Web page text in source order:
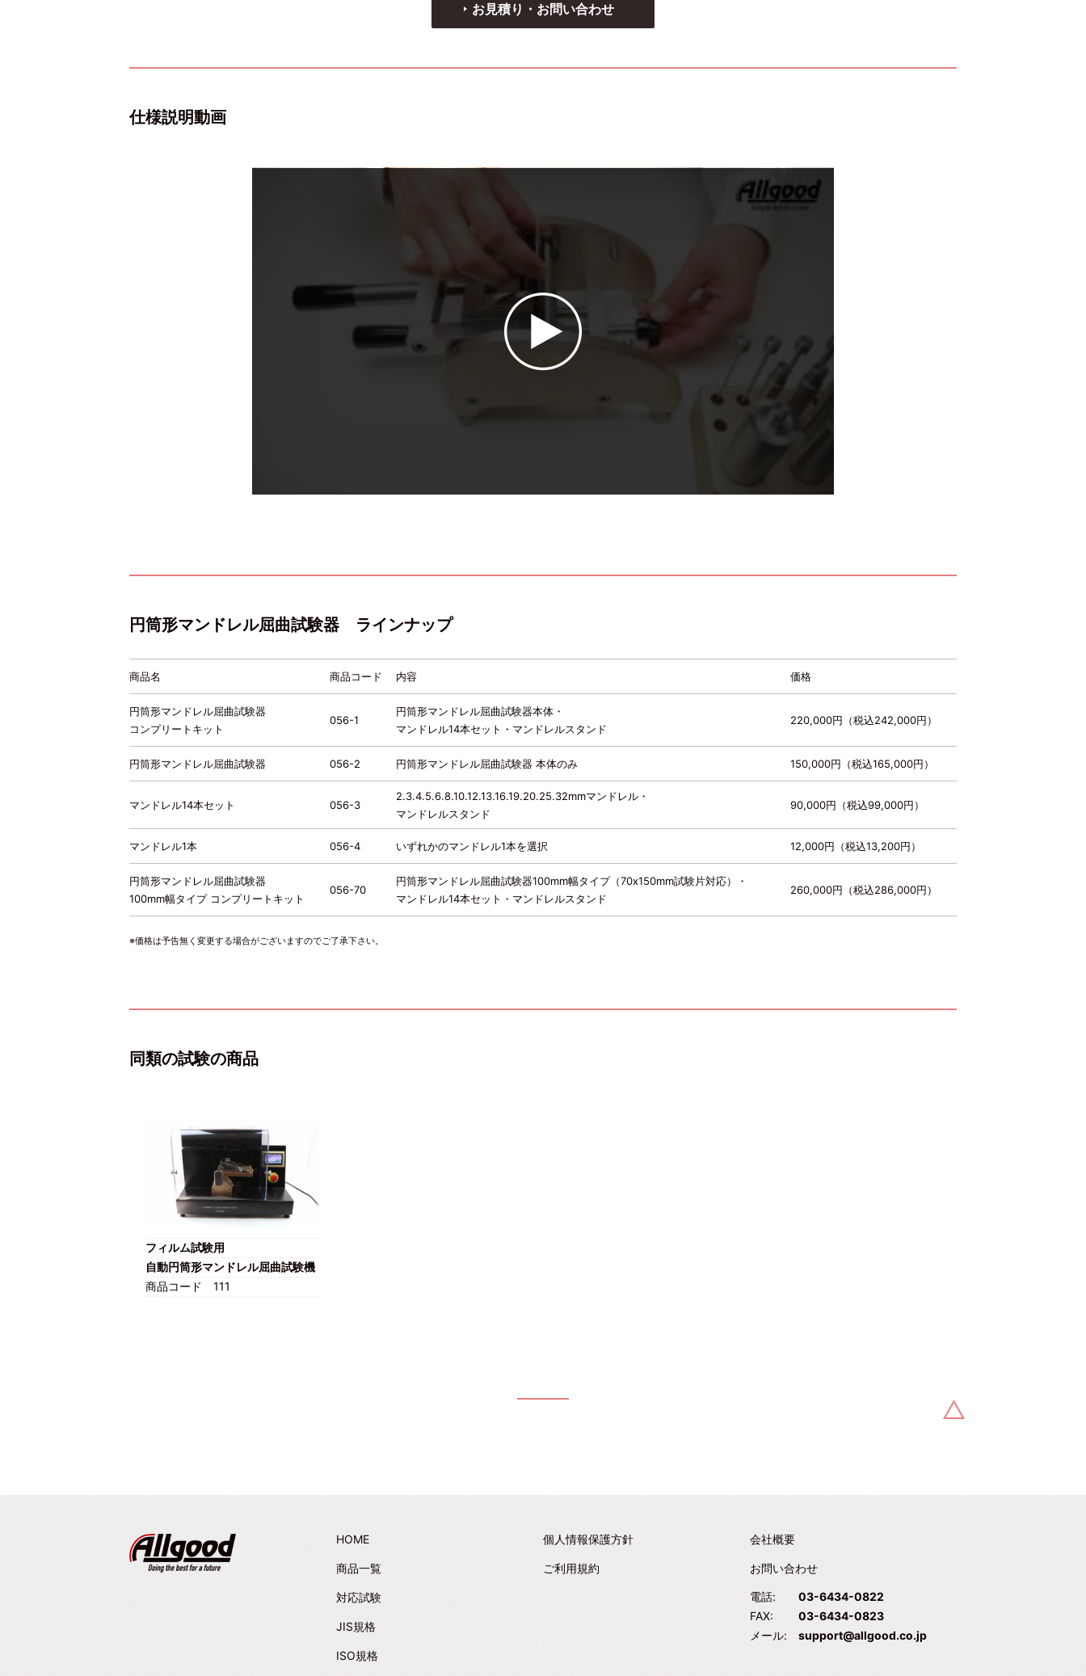
お見積り・お問い合わせ
仕様説明動画
円筒形マンドレル屈曲試験器 ラインナップ
商品名 商品コード 内容 価格
円筒形マンドレル屈曲試験器
コンプリートキット
056-1
円筒形マンドレル屈曲試験器本体・
マンドレル14本セット・マンドレルスタンド
220,000円（税込242,000円）
円筒形マンドレル屈曲試験器 056-2 円筒形マンドレル屈曲試験器 本体のみ 150,000円（税込165,000円）
マンドレル14本セット 056-3
2.3.4.5.6.8.10.12.13.16.19.20.25.32mmマンドレル・
マンドレルスタンド
90,000円（税込99,000円）
マンドレル1本 056-4 いずれかのマンドレル1本を選択 12,000円（税込13,200円）
円筒形マンドレル屈曲試験器
100mm幅タイプ コンプリートキット
056-70
円筒形マンドレル屈曲試験器100mm幅タイプ（70x150mm試験片対応）・
マンドレル14本セット・マンドレルスタンド
260,000円（税込286,000円）
※価格は予告無く変更する場合がございますのでご了承下さい。
同類の試験の商品
フィルム試験用
自動円筒形マンドレル屈曲試験機
商品コード
111
HOME
商品一覧
対応試験
JIS規格
ISO規格
個人情報保護方針
ご利用規約
会社概要
お問い合わせ
電話:
03-6434-0822
FAX:
03-6434-0823
メール:
support@allgood.co.jp